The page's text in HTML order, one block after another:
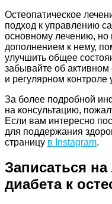
Остеопатическое
подход к управлению
основному лечению,
дополнением к нему,
улучшить общее
забывайте об
и регулярном контроле
За более подробной
на консультацию,
Если вам интересно
для поддержания
страницу в Instagram.
Записаться на
диабета к